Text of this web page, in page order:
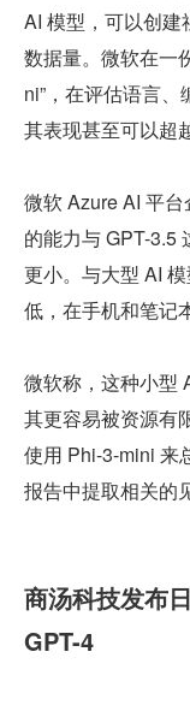
AI 模型，可以创建
数据量。微软在一
ni”，在评估语言、
其表现甚至可以超
微软 Azure AI 平
的能力与 GPT-3.5
更小。与大型 AI
低，在手机和笔记
微软称，这种小型
其更容易被资源有
使用 Phi-3-mini 来
报告中提取相关的
商汤科技发布
GPT-4